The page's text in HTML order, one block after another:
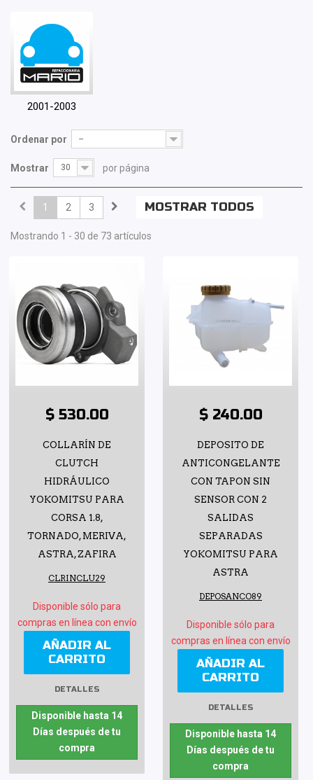
2001-2003
Ordenar por --
Mostrar 30 por página
MOSTRAR TODOS
1 2 3
Mostrando 1 - 30 de 73 artículos
$ 530.00
COLLARÍN DE
CLUTCH
HIDRÁULICO
YOKOMITSU PARA
CORSA 1.8,
TORNADO, MERIVA,
ASTRA, ZAFIRA
CLRINCLU29
Disponible sólo para
compras en línea con envío
AÑADIR AL
CARRITO
DETALLES
Disponible hasta 14
Días después de tu
compra
$ 240.00
DEPOSITO DE
ANTICONGELANTE
CON TAPON SIN
SENSOR CON 2
SALIDAS
SEPARADAS
YOKOMITSU PARA
ASTRA
DEPOSANCO89
Disponible sólo para
compras en línea con envío
AÑADIR AL
CARRITO
DETALLES
Disponible hasta 14
Días después de tu
compra